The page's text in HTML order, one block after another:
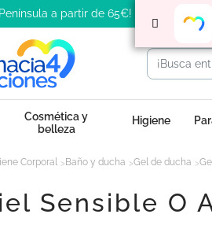
a partir de 65€!
Cosmética y
belleza
Higiene
Corporal Baño y ducha Gel de ducha
Sensible O